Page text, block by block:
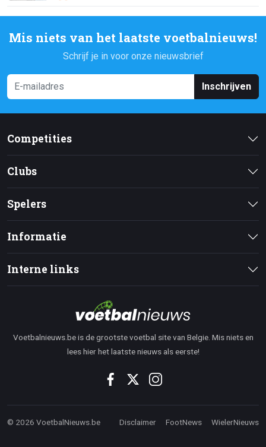
Mis niets van het laatste voetbalnieuws!
Schrijf je in voor onze nieuwsbrief
Inschrijven
Competities
Clubs
Spelers
Informatie
Interne links
Voetbalnieuws.be is de grootste voetbal site van Belgie. Mis niets en
lees hier het laatste nieuws als eerste!
© 2026 VoetbalNieuws.be Disclaimer FootNews WielerNieuws